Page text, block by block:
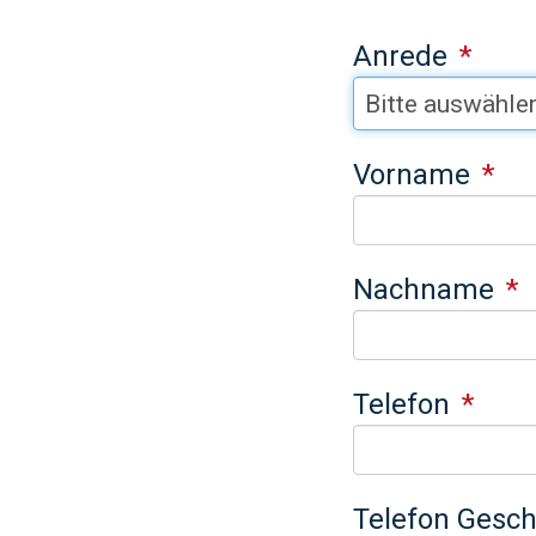
Anrede
Vorname
Nachname
Telefon
Telefon